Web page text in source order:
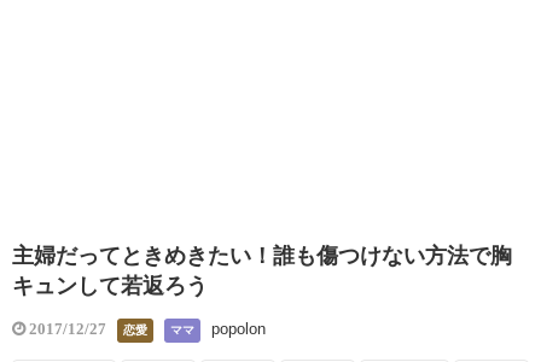
主婦だってときめきたい！誰も傷つけない方法で胸
キュンして若返ろう
2017/12/27 恋愛 ママ popolon